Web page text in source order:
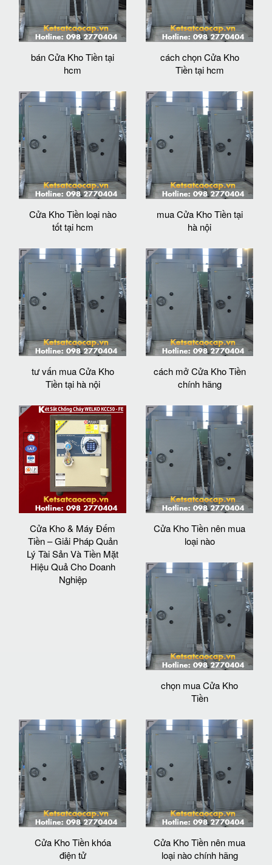
bán Cửa Kho Tiền tại
hcm
cách chọn Cửa Kho
Tiền tại hcm
Cửa Kho Tiền loại nào
tốt tại hcm
mua Cửa Kho Tiền tại
hà nội
tư vấn mua Cửa Kho
Tiền tại hà nội
cách mở Cửa Kho Tiền
chính hãng
Cửa Kho & Máy Đếm
Tiền – Giải Pháp Quản
Lý Tài Sản Và Tiền Mặt
Hiệu Quả Cho Doanh
Nghiệp
Cửa Kho Tiền nên mua
loại nào
chọn mua Cửa Kho
Tiền
Cửa Kho Tiền khóa
điện tử
Cửa Kho Tiền nên mua
loại nào chính hãng